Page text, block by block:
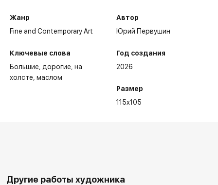
Жанр
Fine and Contemporary Art
Ключевые слова
Большие дорогие на
холсте маслом
Автор
Юрий Первушин
Год создания
2026
Размер
115x105
Другие работы художника